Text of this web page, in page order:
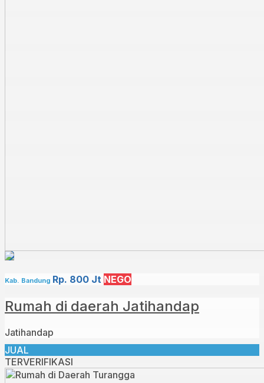
Kab. Bandung Rp. 800 Jt NEGO
Rumah di daerah Jatihandap
Jatihandap
JUAL
TERVERIFIKASI